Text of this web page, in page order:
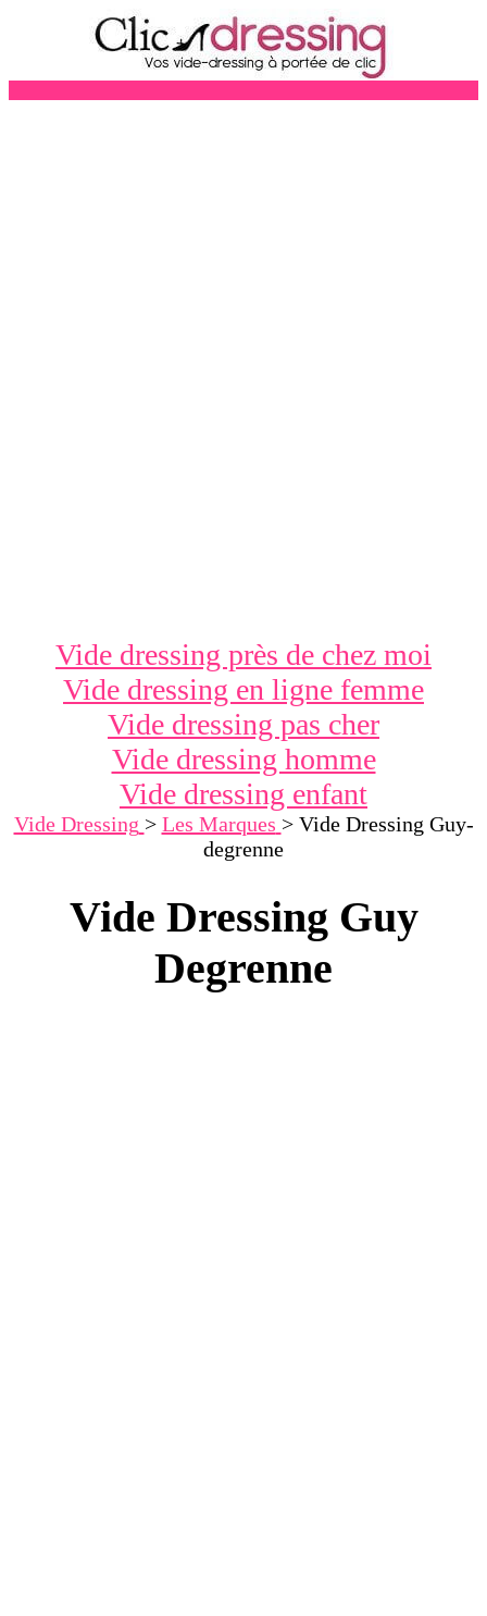
Vide dressing près de chez moi
Vide dressing en ligne femme
Vide dressing pas cher
Vide dressing homme
Vide dressing enfant
Vide Dressing > Les Marques > Vide Dressing Guy-
degrenne
Vide Dressing Guy
Degrenne